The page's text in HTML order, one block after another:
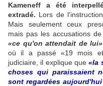
Kameneff a été
extradé. Lors de
Mais seulement ceux
mais pas les accusations
«ce qu'on attendait de lui»
où il a passé «19 mois
judiciaire, il explique que«la
choses qui paraissaient
sont regardées